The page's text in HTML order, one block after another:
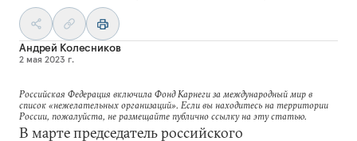
Андрей Колесников
2 мая 2023 г.
Российская Федерация включила Фонд Карнеги за международный мир в
список «нежелательных организаций». Если вы находитесь на территории
России, пожалуйста, не размещайте публично ссылку на эту статью.
В марте председатель российского